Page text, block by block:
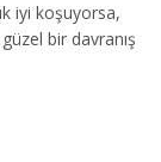
iyi koşuyorsa,
bir davranış